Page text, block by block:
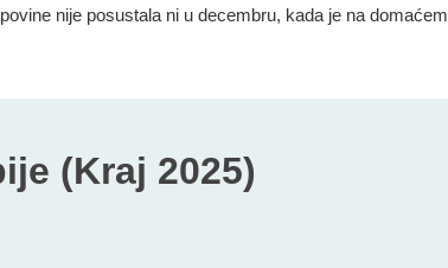
nije posustala ni u decembru, kada je na domaćem